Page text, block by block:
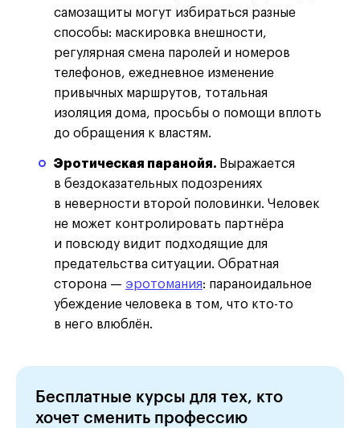
самозащиты могут избираться разные
способы: маскировка внешности,
регулярная смена паролей и номеров
телефонов, ежедневное изменение
привычных маршрутов, тотальная
изоляция дома, просьбы о помощи вплоть
до обращения к властям.
Эротическая паранойя. Выражается
в бездоказательных подозрениях
в неверности второй половинки. Человек
не может контролировать партнёра
и повсюду видит подходящие для
предательства ситуации. Обратная
сторона — эротомания: параноидальное
убеждение человека в том, что кто-то
в него влюблён.
Бесплатные курсы для тех, кто
хочет сменить профессию